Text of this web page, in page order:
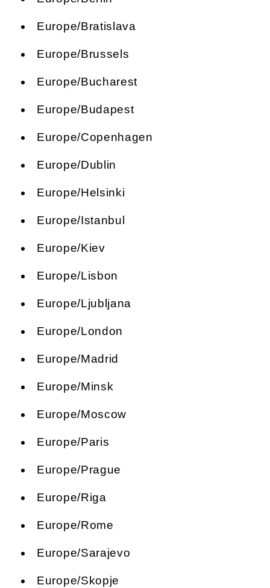
Europe/Bratislava
Europe/Brussels
Europe/Bucharest
Europe/Budapest
Europe/Copenhagen
Europe/Dublin
Europe/Helsinki
Europe/Istanbul
Europe/Kiev
Europe/Lisbon
Europe/Ljubljana
Europe/London
Europe/Madrid
Europe/Minsk
Europe/Moscow
Europe/Paris
Europe/Prague
Europe/Riga
Europe/Rome
Europe/Sarajevo
Europe/Skopje